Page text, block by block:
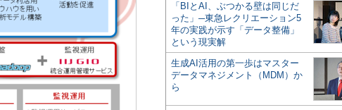
「BIとAI、ぶつかる壁は同じだ
った」─東急レクリエーション5
年の実践が示す「データ整備」
という現実解
生成AI活用の第一歩はマスター
データマネジメント（MDM）か
ら